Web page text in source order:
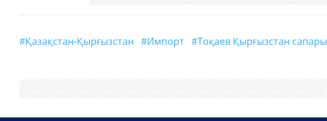
#Қазақстан-Қырғызстан #импорт #Тоқаев Қырғызстан сапары